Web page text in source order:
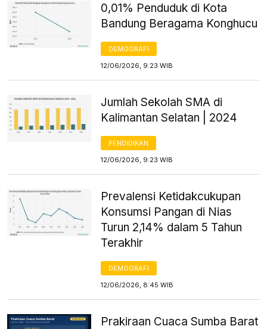
0,01% Penduduk di Kota
Bandung Beragama Konghucu
DEMOGRAFI
12/06/2026, 9:23 WIB
Jumlah Sekolah SMA di
Kalimantan Selatan | 2024
PENDIDIKAN
12/06/2026, 9:23 WIB
Prevalensi Ketidakcukupan
Konsumsi Pangan di Nias
Turun 2,14% dalam 5 Tahun
Terakhir
DEMOGRAFI
12/06/2026, 8:45 WIB
Prakiraan Cuaca Sumba Barat